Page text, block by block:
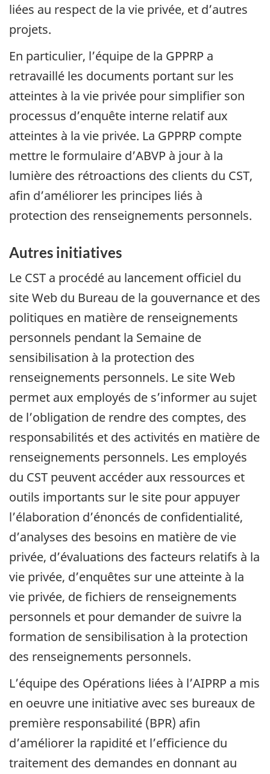
liées au respect de la vie privée, et d’autres
projets.
En particulier, l’équipe de la GPPRP a
retravaillé les documents portant sur les
atteintes à la vie privée pour simplifier son
processus d’enquête interne relatif aux
atteintes à la vie privée. La GPPRP compte
mettre le formulaire d’ABVP à jour à la
lumière des rétroactions des clients du CST,
afin d’améliorer les principes liés à
protection des renseignements personnels.
Autres initiatives
Le CST a procédé au lancement officiel du
site Web du Bureau de la gouvernance et des
politiques en matière de renseignements
personnels pendant la Semaine de
sensibilisation à la protection des
renseignements personnels. Le site Web
permet aux employés de s’informer au sujet
de l’obligation de rendre des comptes, des
responsabilités et des activités en matière de
renseignements personnels. Les employés
du CST peuvent accéder aux ressources et
outils importants sur le site pour appuyer
l’élaboration d’énoncés de confidentialité,
d’analyses des besoins en matière de vie
privée, d’évaluations des facteurs relatifs à la
vie privée, d’enquêtes sur une atteinte à la
vie privée, de fichiers de renseignements
personnels et pour demander de suivre la
formation de sensibilisation à la protection
des renseignements personnels.
L’équipe des Opérations liées à l’AIPRP a mis
en oeuvre une initiative avec ses bureaux de
première responsabilité (BPR) afin
d’améliorer la rapidité et l’efficience du
traitement des demandes en donnant au